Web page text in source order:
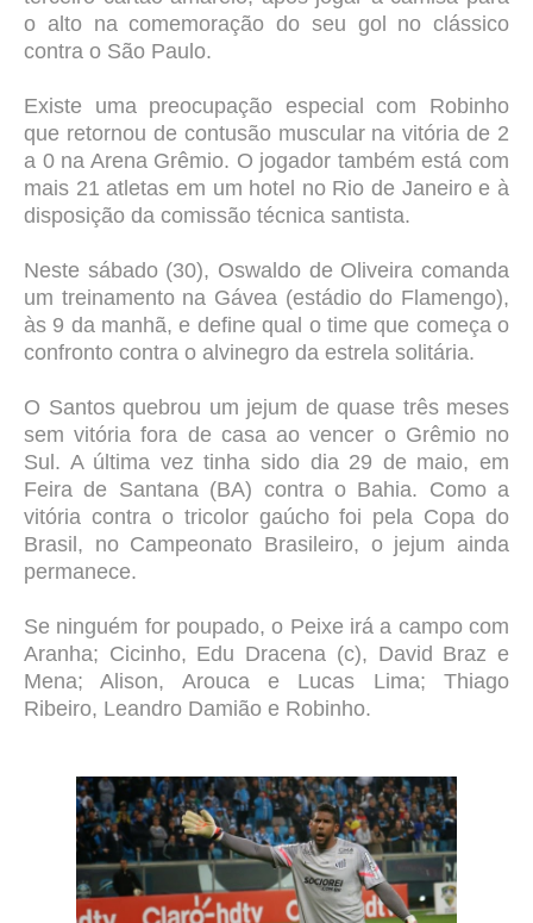
o alto na comemoração do seu gol no clássico
contra o São Paulo.
Existe uma preocupação especial com Robinho
que retornou de contusão muscular na vitória de 2
a 0 na Arena Grêmio. O jogador também está com
mais 21 atletas em um hotel no Rio de Janeiro e à
disposição da comissão técnica santista.
Neste sábado (30), Oswaldo de Oliveira comanda
um treinamento na Gávea (estádio do Flamengo),
às 9 da manhã, e define qual o time que começa o
confronto contra o alvinegro da estrela solitária.
O Santos quebrou um jejum de quase três meses
sem vitória fora de casa ao vencer o Grêmio no
Sul. A última vez tinha sido dia 29 de maio, em
Feira de Santana (BA) contra o Bahia. Como a
vitória contra o tricolor gaúcho foi pela Copa do
Brasil, no Campeonato Brasileiro, o jejum ainda
permanece.
Se ninguém for poupado, o Peixe irá a campo com
Aranha; Cicinho, Edu Dracena (c), David Braz e
Mena; Alison, Arouca e Lucas Lima; Thiago
Ribeiro, Leandro Damião e Robinho.